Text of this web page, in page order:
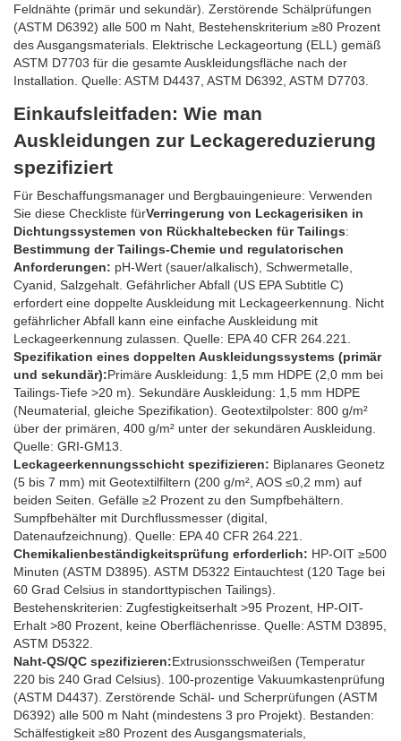
Feldnähte (primär und sekundär). Zerstörende Schälprüfungen
(ASTM D6392) alle 500 m Naht, Bestehenskriterium ≥80 Prozent
des Ausgangsmaterials. Elektrische Leckageortung (ELL) gemäß
ASTM D7703 für die gesamte Auskleidungsfläche nach der
Installation. Quelle: ASTM D4437, ASTM D6392, ASTM D7703.
Einkaufsleitfaden: Wie man
Auskleidungen zur Leckagereduzierung
spezifiziert
Für Beschaffungsmanager und Bergbauingenieure: Verwenden
Sie diese Checkliste fürVerringerung von Leckagerisiken in
Dichtungssystemen von Rückhaltebecken für Tailings:
Bestimmung der Tailings-Chemie und regulatorischen
Anforderungen: pH-Wert (sauer/alkalisch), Schwermetalle,
Cyanid, Salzgehalt. Gefährlicher Abfall (US EPA Subtitle C)
erfordert eine doppelte Auskleidung mit Leckageerkennung. Nicht
gefährlicher Abfall kann eine einfache Auskleidung mit
Leckageerkennung zulassen. Quelle: EPA 40 CFR 264.221.
Spezifikation eines doppelten Auskleidungssystems (primär
und sekundär):Primäre Auskleidung: 1,5 mm HDPE (2,0 mm bei
Tailings-Tiefe >20 m). Sekundäre Auskleidung: 1,5 mm HDPE
(Neumaterial, gleiche Spezifikation). Geotextilpolster: 800 g/m²
über der primären, 400 g/m² unter der sekundären Auskleidung.
Quelle: GRI-GM13.
Leckageerkennungsschicht spezifizieren: Biplanares Geonetz
(5 bis 7 mm) mit Geotextilfiltern (200 g/m², AOS ≤0,2 mm) auf
beiden Seiten. Gefälle ≥2 Prozent zu den Sumpfbehältern.
Sumpfbehälter mit Durchflussmesser (digital,
Datenaufzeichnung). Quelle: EPA 40 CFR 264.221.
Chemikalienbeständigkeitsprüfung erforderlich: HP-OIT ≥500
Minuten (ASTM D3895). ASTM D5322 Eintauchtest (120 Tage bei
60 Grad Celsius in standorttypischen Tailings).
Bestehenskriterien: Zugfestigkeitserhalt >95 Prozent, HP-OIT-
Erhalt >80 Prozent, keine Oberflächenrisse. Quelle: ASTM D3895,
ASTM D5322.
Naht-QS/QC spezifizieren:Extrusionsschweißen (Temperatur
220 bis 240 Grad Celsius). 100-prozentige Vakuumkastenprüfung
(ASTM D4437). Zerstörende Schäl- und Scherprüfungen (ASTM
D6392) alle 500 m Naht (mindestens 3 pro Projekt). Bestanden:
Schälfestigkeit ≥80 Prozent des Ausgangsmaterials,